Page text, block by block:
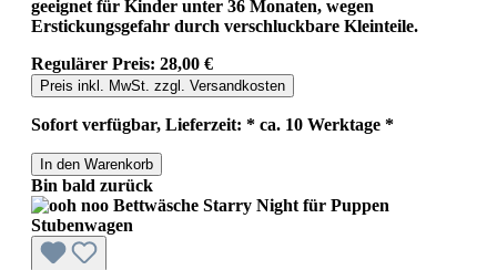
geeignet für Kinder unter 36 Monaten, wegen
Erstickungsgefahr durch verschluckbare Kleinteile.
Regulärer Preis: 28,00 €
Preis inkl. MwSt. zzgl. Versandkosten
Sofort verfügbar, Lieferzeit: * ca. 10 Werktage *
In den Warenkorb
Bin bald zurück